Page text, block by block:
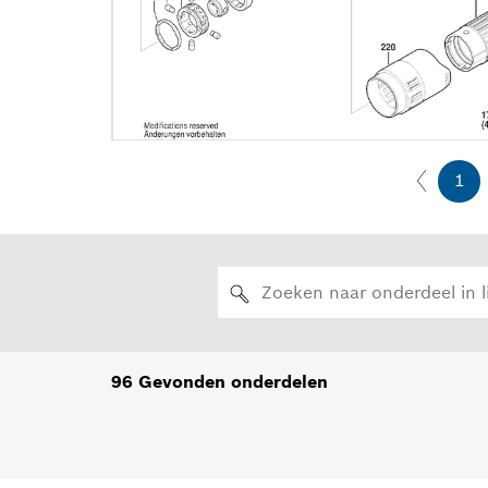
1
96 Gevonden onderdelen